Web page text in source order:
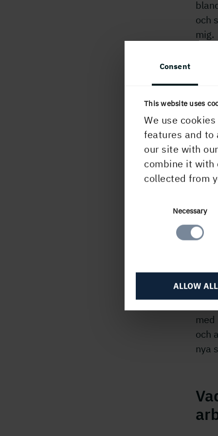
Consent
This website uses
We use
features and to
our site with
combine it with
collected from
Necessary
ALLOW ALL
och
mig.
Om
från
och
nya